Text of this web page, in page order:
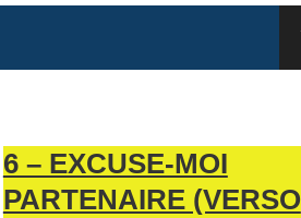
6 – EXCUSE-MOI
PARTENAIRE (VERSO